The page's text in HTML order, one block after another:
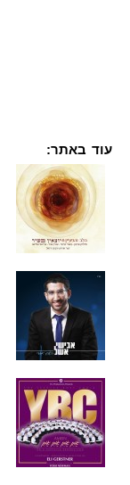
עוד באתר: